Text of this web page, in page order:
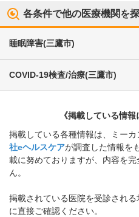
各条件で他の医療機関を
睡眠障害(三鷹市)
COVID-19検査/治療(三鷹市)
《掲載している情
掲載している各種情報は、ミー
社eヘルスケアが調査した情報を
載に努めておりますが、内容を
ん。
掲載されている医院を受診され
に直接ご確認ください。